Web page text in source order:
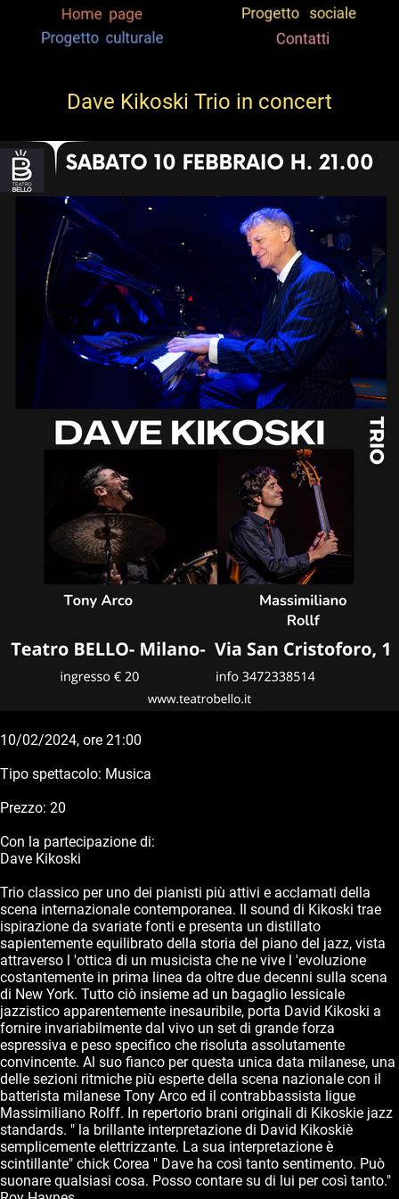
Dave Kikoski Trio in concert
10/02/2024, ore 21:00
Tipo spettacolo: Musica
Prezzo: 20
Con la partecipazione di:
Dave Kikoski
Trio classico per uno dei pianisti più attivi e acclamati della
scena internazionale contemporanea. Il sound di Kikoski trae
ispirazione da svariate fonti e presenta un distillato
sapientemente equilibrato della storia del piano del jazz, vista
attraverso l 'ottica di un musicista che ne vive l 'evoluzione
costantemente in prima linea da oltre due decenni sulla scena
di New York. Tutto ciò insieme ad un bagaglio lessicale
jazzistico apparentemente inesauribile, porta David Kikoski a
fornire invariabilmente dal vivo un set di grande forza
espressiva e peso specifico che risoluta assolutamente
convincente. Al suo fianco per questa unica data milanese, una
delle sezioni ritmiche più esperte della scena nazionale con il
batterista milanese Tony Arco ed il contrabbassista ligue
Massimiliano Rolff. In repertorio brani originali di Kikoskie jazz
standards. " la brillante interpretazione di David Kikoskiè
semplicemente elettrizzante. La sua interpretazione è
scintillante" chick Corea " Dave ha così tanto sentimento. Può
suonare qualsiasi cosa. Posso contare su di lui per così tanto."